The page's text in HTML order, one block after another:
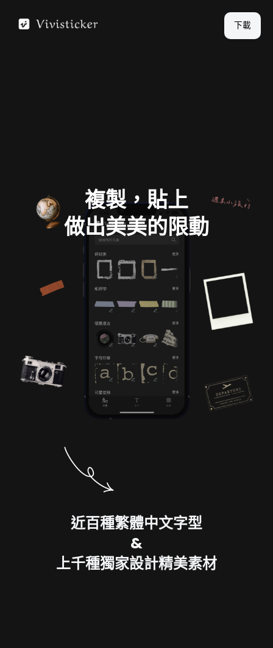
下載
複製，貼上
做出美美的限動
近百種繁體中文字型
&
上千種獨家設計精美素材